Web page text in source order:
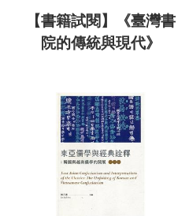
【書籍試閱】《臺灣書
院的傳統與現代》